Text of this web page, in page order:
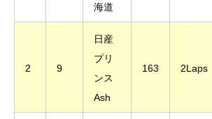
海道
2 9
日産
プリ
ンス
Ash
163 2Laps